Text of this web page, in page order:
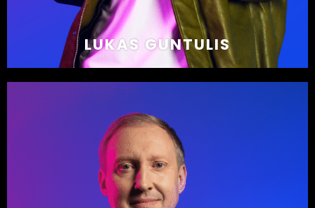
LUKAS GUNTULIS